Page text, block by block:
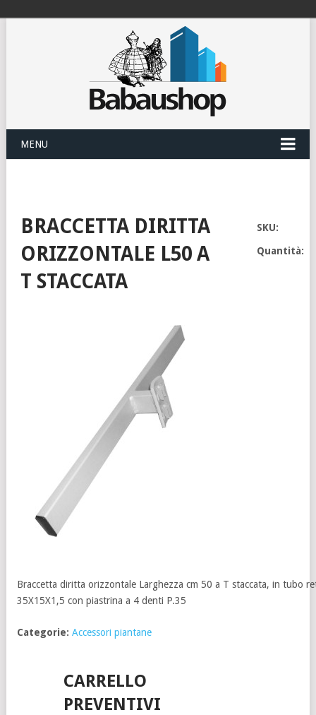
MENU
BRACCETTA DIRITTA
ORIZZONTALE L50 A
T STACCATA
SKU:
Quantità:
Braccetta diritta orizzontale Larghezza cm 50 a T staccata, in tubo
35X15X1,5 con piastrina a 4 denti P.35
Categorie: Accessori piantane
CARRELLO
PREVENTIVI